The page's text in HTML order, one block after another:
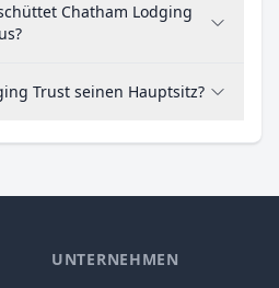
Chatham Lodging
Trust seinen Hauptsitz?
UNTERNEHMEN